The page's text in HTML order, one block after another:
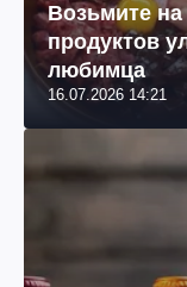
Возьмите на
продуктов
любимца
16.07.2026 14:21